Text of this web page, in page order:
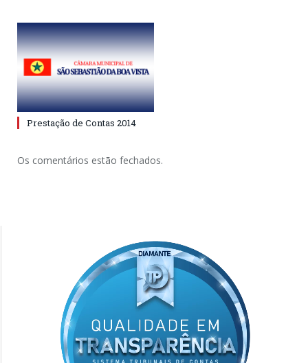
Prestação de Contas 2014
Os comentários estão fechados.